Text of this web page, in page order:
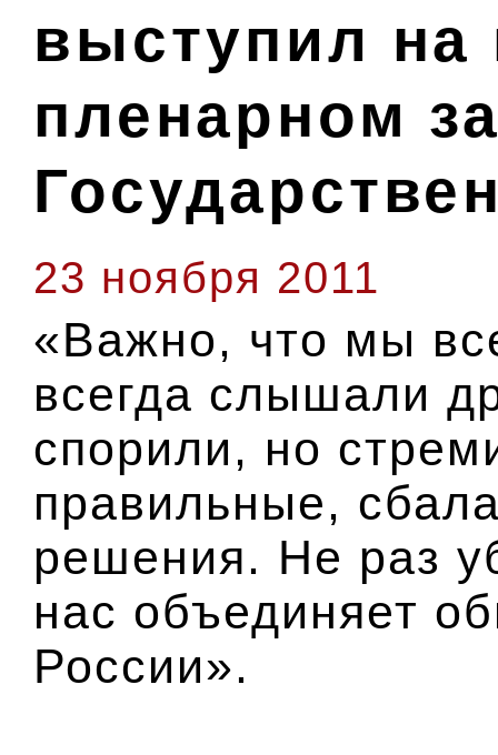
выступил на
пленарном
23 ноября 2011
«Важно, что мы
всегда слышали
спорили, но
правильные,
решения. Не раз
нас объединяет
России».